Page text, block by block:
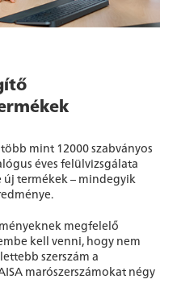
mint 12000 szabványos
éves felülvizsgálata
új termékek – mindegyik
megfelelő
kell venni, hogy nem
szerszám a
marószerszámokat négy